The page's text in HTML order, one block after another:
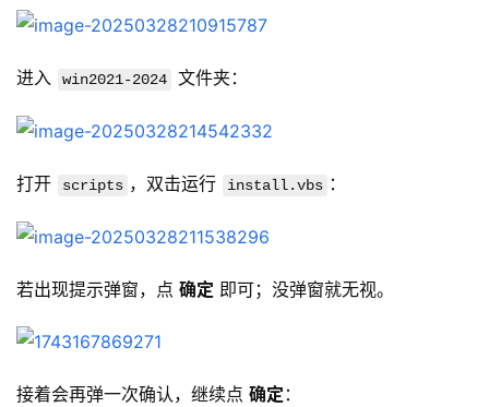
进入 win2021-2024 文件夹：
打开 scripts ，双击运行 install.vbs ：
若出现提示弹窗，点 确定 即可；没弹窗就无视。
接着会再弹一次确认，继续点 确定 ：